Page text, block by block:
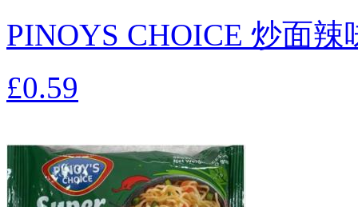
PINOYS CHOICE 炒面辣
£0.59